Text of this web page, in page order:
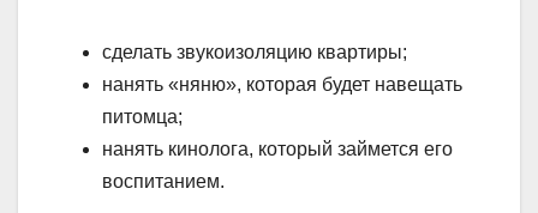
сделать звукоизоляцию квартиры;
нанять «няню», которая будет навещать
питомца;
нанять кинолога, который займется его
воспитанием.